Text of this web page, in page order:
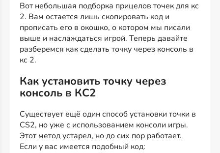
Вот небольшая подборка прицелов точек для кс
2. Вам остается лишь скопировать код и
прописать его в окошко, о котором мы писали
выше и наслаждаться игрой. Теперь давайте
разберемся как сделать точку через консоль в
кс 2.
Как установить точку через
консоль в КС2
Существует ещё один способ установки точки в
CS2, но уже с использованием консоли игры.
Этот метод устарел, но до сих пор работает.
Если у вас имеется подобный код: